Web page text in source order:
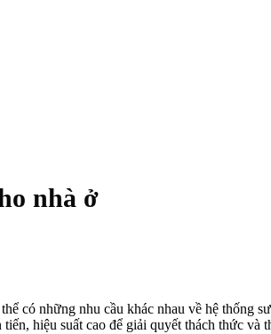
nhà ở
có những nhu cầu khác nhau về hệ thống
hiệu suất cao để giải quyết thách thức và